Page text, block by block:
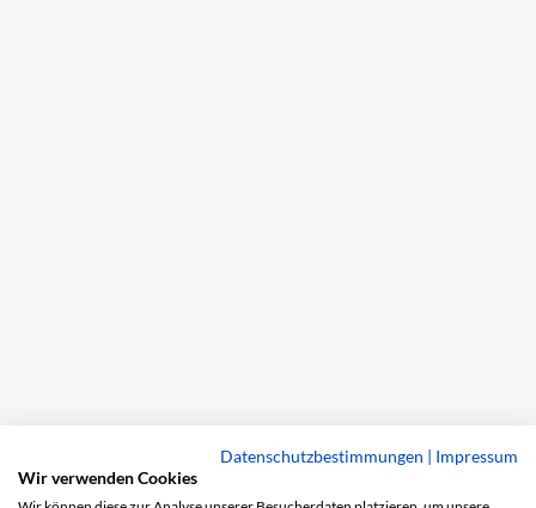
Datenschutzbestimmungen | Impressum
Wir verwenden Cookies